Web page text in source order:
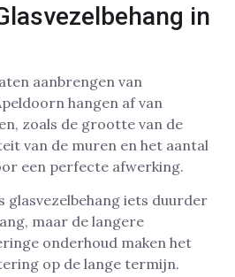
in
aanbrengen van
hangen af van
zoals de grootte van de
van de muren en het aantal
een perfecte afwerking.
glasvezelbehang iets duurder
maar de langere
onderhoud maken het
op de lange termijn.